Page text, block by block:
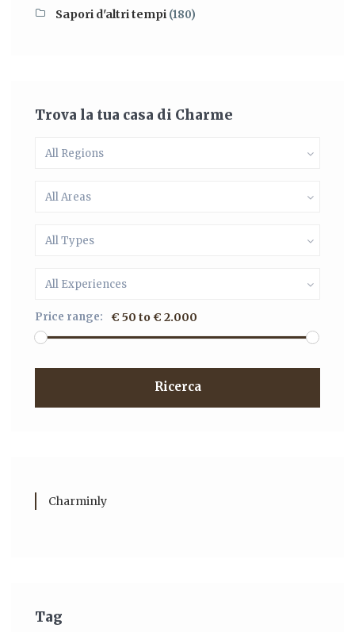
Sapori d'altri tempi (180)
Trova la tua casa di Charme
All Regions
All Areas
All Types
All Experiences
Price range: € 50 to € 2.000
Ricerca
Charminly
Tag